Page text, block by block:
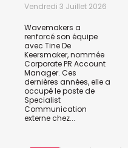
Vendredi 3 Juillet 2026
Wavemakers a
renforcé son équipe
avec Tine De
Keersmaker, nommée
Corporate PR Account
Manager. Ces
dernières années, elle a
occupé le poste de
Specialist
Communication
externe chez...